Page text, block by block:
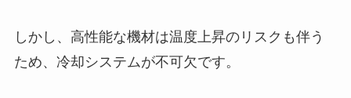
しかし、高性能な機材は温度上昇のリスクも伴う
ため、冷却システムが不可欠です。